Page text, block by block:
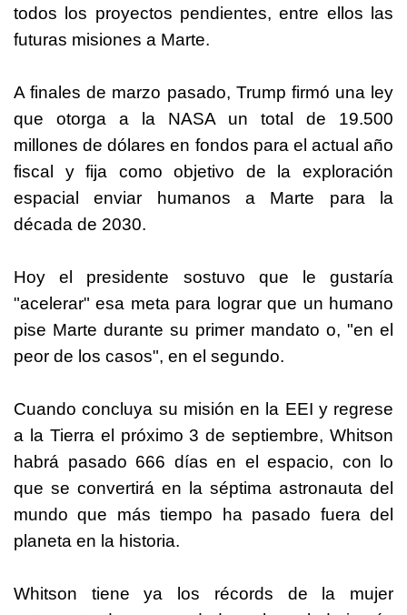
todos los proyectos pendientes, entre ellos las
futuras misiones a Marte.
A finales de marzo pasado, Trump firmó una ley
que otorga a la NASA un total de 19.500
millones de dólares en fondos para el actual año
fiscal y fija como objetivo de la exploración
espacial enviar humanos a Marte para la
década de 2030.
Hoy el presidente sostuvo que le gustaría
"acelerar" esa meta para lograr que un humano
pise Marte durante su primer mandato o, "en el
peor de los casos", en el segundo.
Cuando concluya su misión en la EEI y regrese
a la Tierra el próximo 3 de septiembre, Whitson
habrá pasado 666 días en el espacio, con lo
que se convertirá en la séptima astronauta del
mundo que más tiempo ha pasado fuera del
planeta en la historia.
Whitson tiene ya los récords de la mujer